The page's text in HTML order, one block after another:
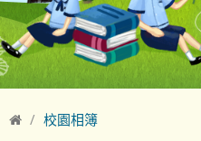
校園相簿